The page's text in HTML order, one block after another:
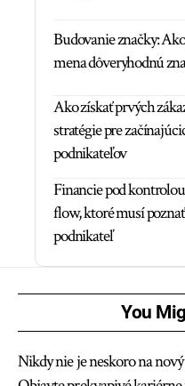
Budovanie značky:
mena dôveryhodnú
Ako získať prvých
stratégie pre
podnikateľov
Financie pod
flow, ktoré musí
podnikateľ
You
Nikdy nie je neskoro na